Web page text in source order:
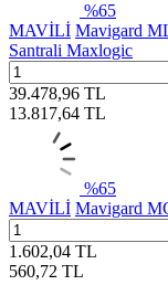
%65
MAVİLİ Mavigard
Santrali Maxlogic
39.478,96 TL
13.817,64 TL
%65
MAVİLİ Mavigard
1.602,04 TL
560,72 TL